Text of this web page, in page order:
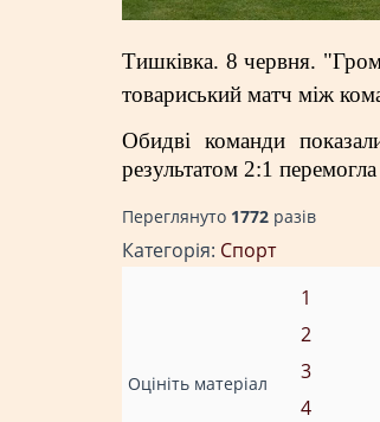
Тишківка. 8 червня.
товариський матч між
Обидві команди
результатом 2:1
Переглянуто 1772 разiв
Категорія: Спорт
Оцініть матеріал
1
2
3
4